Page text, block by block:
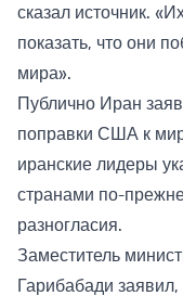
сказал источник.
показать, что они
мира».
Публично Иран
поправки США к
иранские лидеры
странами по-
разногласия.
Заместитель
Гарибабади